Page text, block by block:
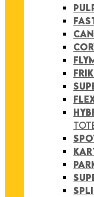
FRIK